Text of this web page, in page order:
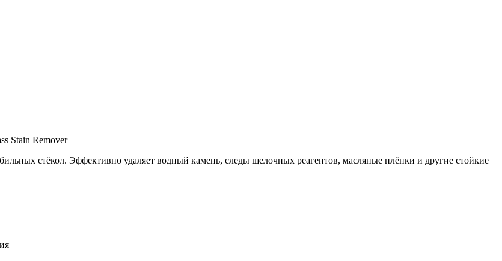
Stain Remover
стёкол. Эффективно удаляет водный камень, следы щелочных реагентов, масляные плёнки и другие стойкие